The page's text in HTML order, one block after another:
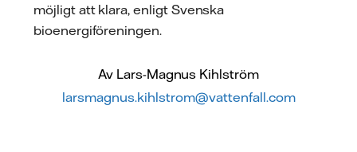
möjligt att klara, enligt Svenska
bioenergiföreningen.
Av Lars-Magnus Kihlström
larsmagnus.kihlstrom@vattenfall.com